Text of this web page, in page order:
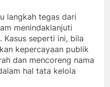
langkah tegas dari
menindaklanjuti
Kasus seperti ini, bila
kepercayaan publik
dan mencoreng nama
hal tata kelola